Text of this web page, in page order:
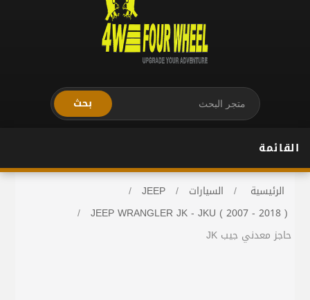
بحث
القائمة
الرئيسية / السيارات /
JEEP
/
JEEP WRANGLER JK - JKU ( 2007 - 2018 )
/
حاجز معدني جيب JK